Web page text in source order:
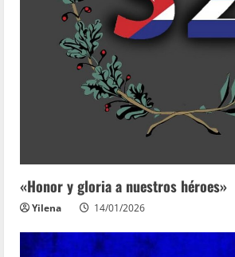
«Honor y gloria a nuestros héroes»
Yilena 14/01/2026